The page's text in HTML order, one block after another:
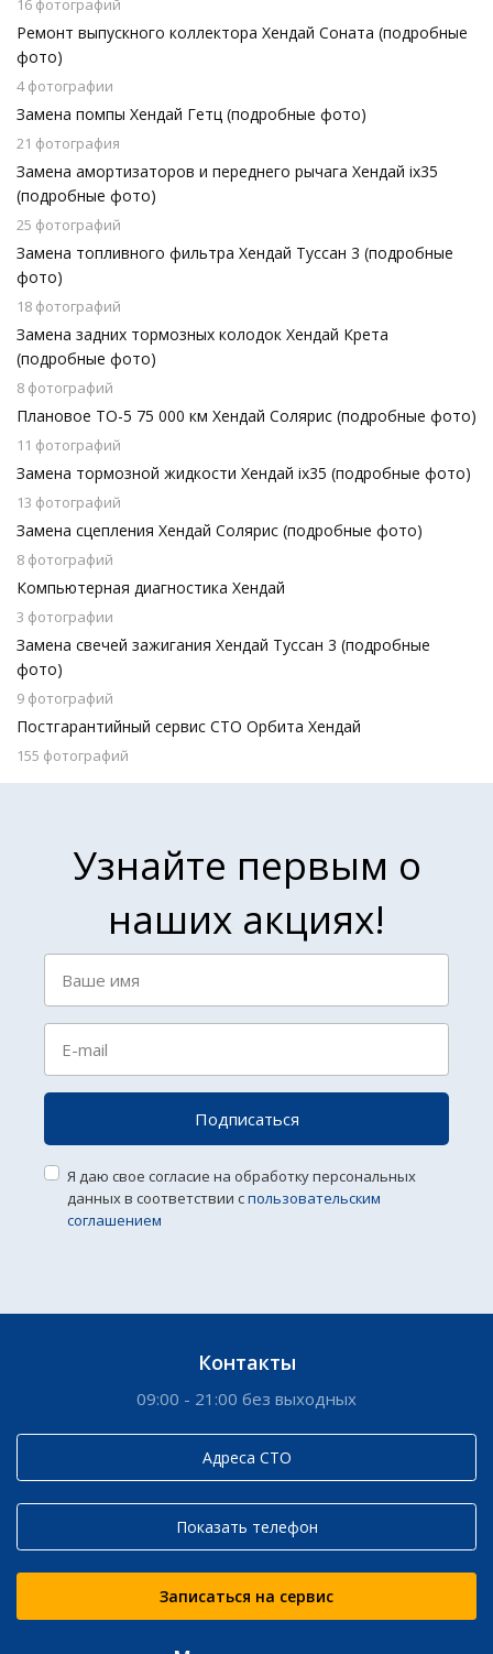
16 фотографий
Ремонт выпускного коллектора Хендай Соната (подробные
фото)
4 фотографии
Замена помпы Хендай Гетц (подробные фото)
21 фотография
Замена амортизаторов и переднего рычага Хендай ix35
(подробные фото)
25 фотографий
Замена топливного фильтра Хендай Туссан 3 (подробные
фото)
18 фотографий
Замена задних тормозных колодок Хендай Крета
(подробные фото)
8 фотографий
Плановое ТО-5 75 000 км Хендай Солярис (подробные фото)
11 фотографий
Замена тормозной жидкости Хендай ix35 (подробные фото)
13 фотографий
Замена сцепления Хендай Солярис (подробные фото)
8 фотографий
Компьютерная диагностика Хендай
3 фотографии
Замена свечей зажигания Хендай Туссан 3 (подробные
фото)
9 фотографий
Постгарантийный сервис СТО Орбита Хендай
155 фотографий
Узнайте первым о
наших акциях!
Подписаться
Я даю свое согласие на обработку персональных
данных в соответствии спользовательским
соглашением
Контакты
09:00 - 21:00 без выходных
Адреса СТО
Показать телефон
Записаться на сервис